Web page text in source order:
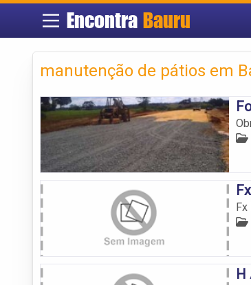
EncontraBauru
manutenção de pátios em
Fx
H